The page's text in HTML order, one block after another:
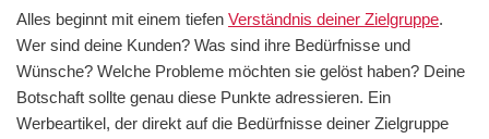
Alles beginnt mit einem tiefen Verständnis deiner Zielgruppe.
Wer sind deine Kunden? Was sind ihre Bedürfnisse und
Wünsche? Welche Probleme möchten sie gelöst haben? Deine
Botschaft sollte genau diese Punkte adressieren. Ein
Werbeartikel, der direkt auf die Bedürfnisse deiner Zielgruppe